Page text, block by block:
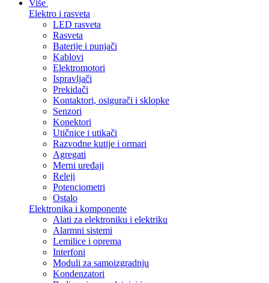
Više
Elektro i rasveta
LED rasveta
Rasveta
Baterije i punjači
Kablovi
Elektromotori
Ispravljači
Prekidači
Kontaktori, osigurači i sklopke
Senzori
Konektori
Utičnice i utikači
Razvodne kutije i ormari
Agregati
Merni uređaji
Releji
Potenciometri
Ostalo
Elektronika i komponente
Alati za elektroniku i elektriku
Alarmni sistemi
Lemilice i oprema
Interfoni
Moduli za samoizgradnju
Kondenzatori